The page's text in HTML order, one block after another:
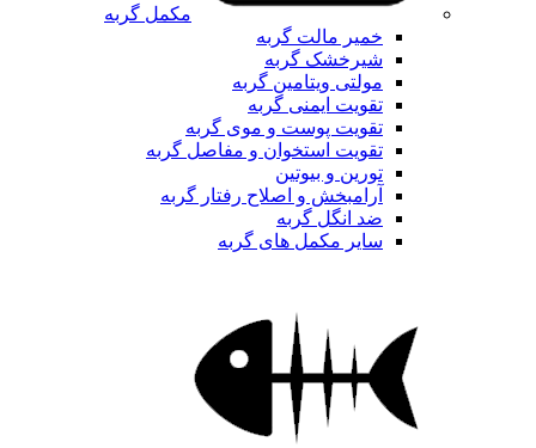
مکمل گربه
خمیر مالت گربه
شیرخشک گربه
مولتی ویتامین گربه
تقویت ایمنی گربه
تقویت پوست و موی گربه
تقویت استخوان و مفاصل گربه
تورین و بیوتین
آرامبخش و اصلاح رفتار گربه
ضد انگل گربه
سایر مکمل های گربه